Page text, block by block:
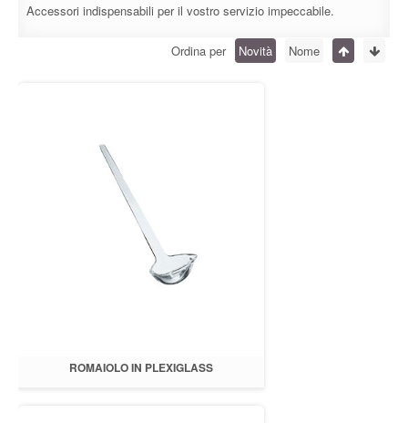
Accessori indispensabili per il vostro servizio impeccabile.
Ordina per Novità Nome
ROMAIOLO IN PLEXIGLASS